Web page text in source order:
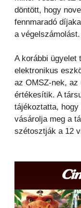
döntött, hogy
fennmaradó
a végelszámolást.
A korábbi ügyelet
elektronikus
az OMSZ-nek, az
értékesítik. A
tájékoztatta,
vásárolja meg a
szétosztják a 12